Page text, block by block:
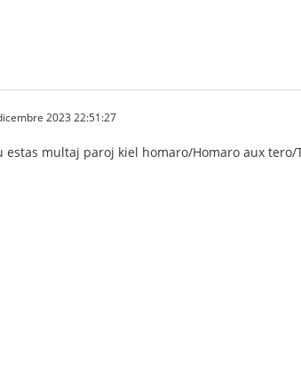
2023 22:51:27
estas multaj paroj kiel homaro/Homaro aux tero/